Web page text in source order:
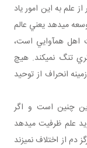
علم به اين امور ياد
مي دهد يعني عالم
هم آوايي است،
تنگ نمي کند. هيچ
انحراف از توحيد
چنين است و اگر
علم ظرفيت مي دهد
از اختلاف نمي زند